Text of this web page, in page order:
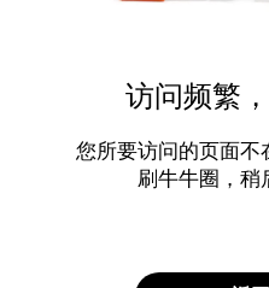
访问频繁
您所要访问的页面不
刷牛牛圈，稍